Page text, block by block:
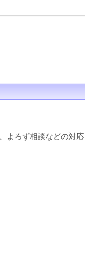
よろず相談などの対応